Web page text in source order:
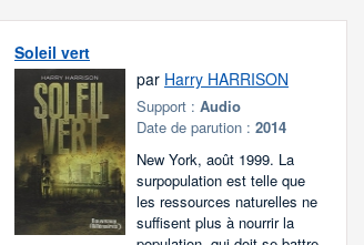
Soleil vert
par Harry HARRISON
Support :Audio
Date de parution :2014
New York, août 1999. La
surpopulation est telle que
les ressources naturelles ne
suffisent plus à nourrir la